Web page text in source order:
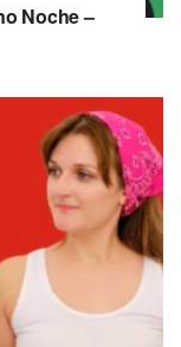
Noche –